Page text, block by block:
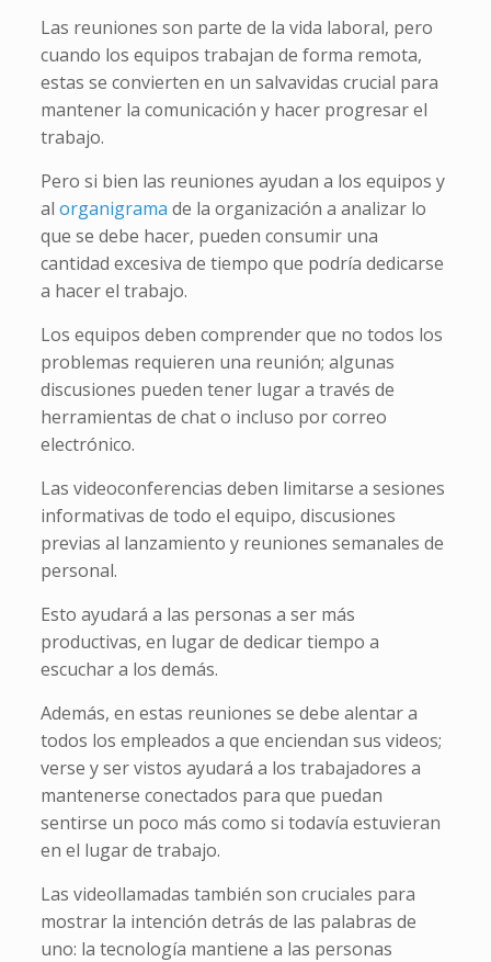
Las reuniones son parte de la vida laboral, pero
cuando los equipos trabajan de forma remota,
estas se convierten en un salvavidas crucial para
mantener la comunicación y hacer progresar el
trabajo.
Pero si bien las reuniones ayudan a los equipos y
al organigrama de la organización a analizar lo
que se debe hacer, pueden consumir una
cantidad excesiva de tiempo que podría dedicarse
a hacer el trabajo.
Los equipos deben comprender que no todos los
problemas requieren una reunión; algunas
discusiones pueden tener lugar a través de
herramientas de chat o incluso por correo
electrónico.
Las videoconferencias deben limitarse a sesiones
informativas de todo el equipo, discusiones
previas al lanzamiento y reuniones semanales de
personal.
Esto ayudará a las personas a ser más
productivas, en lugar de dedicar tiempo a
escuchar a los demás.
Además, en estas reuniones se debe alentar a
todos los empleados a que enciendan sus videos;
verse y ser vistos ayudará a los trabajadores a
mantenerse conectados para que puedan
sentirse un poco más como si todavía estuvieran
en el lugar de trabajo.
Las videollamadas también son cruciales para
mostrar la intención detrás de las palabras de
uno: la tecnología mantiene a las personas